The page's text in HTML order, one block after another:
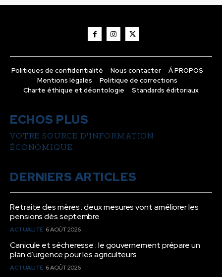
Politiques de confidentialité Nous contacter
Á PROPOS
Mentions légales
Politique de corrections
Charte éthique et déontologie
Standards éditoriaux
ECHOS PLUS
VOTRE SOURCE D'INFORMATION
ÉCONOMIQUE.
DERNIERS ARTICLES
Retraite des mères : deux mesures vont améliorer les
pensions dès septembre
ACTUALITÉ 6 AOÛT 2026
Canicule et sécheresse : le gouvernement prépare un
plan d’urgence pour les agriculteurs
ACTUALITÉ 6 AOÛT 2026